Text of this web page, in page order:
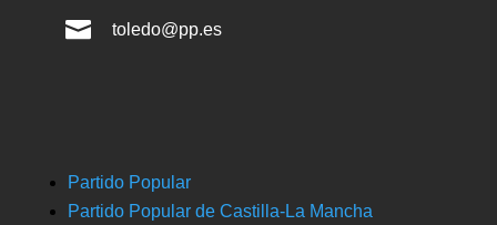
 toledo@pp.es
Partido Popular
Partido Popular de Castilla-La Mancha